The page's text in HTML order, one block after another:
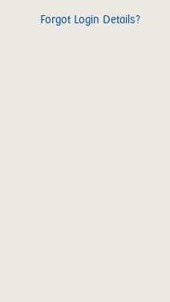
Forgot Login Details?